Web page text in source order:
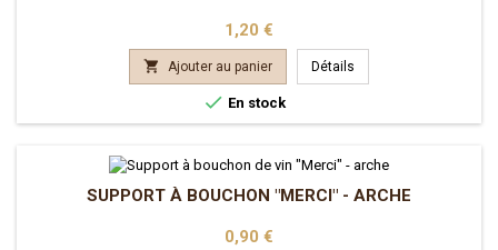
Prix
1,20 €
 Ajouter au panier Détails
 En stock
SUPPORT À BOUCHON "MERCI" - ARCHE
Prix
0,90 €